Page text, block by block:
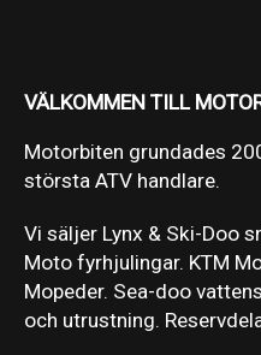
VÄLKOMMEN TILL
Motorbiten grundades
största ATV handlare.
Vi säljer Lynx & Ski-Doo
Moto fyrhjulingar. KTM
Mopeder. Sea-doo
och utrustning.